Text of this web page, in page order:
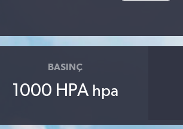
BASINÇ
1000 HPA hpa